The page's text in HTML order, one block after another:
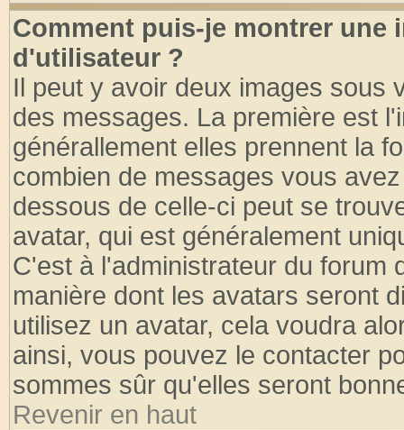
Comment puis-je montrer une
d'utilisateur ?
Il peut y avoir deux images sous
des messages. La première est
générallement elles prennent la
combien de messages vous
dessous de celle-ci peut se
avatar, qui est généralement
C'est à l'administrateur du forum
manière dont les avatars seront
utilisez un avatar, cela voudra
ainsi, vous pouvez le contacter
sommes sûr qu'elles seront
Revenir en haut